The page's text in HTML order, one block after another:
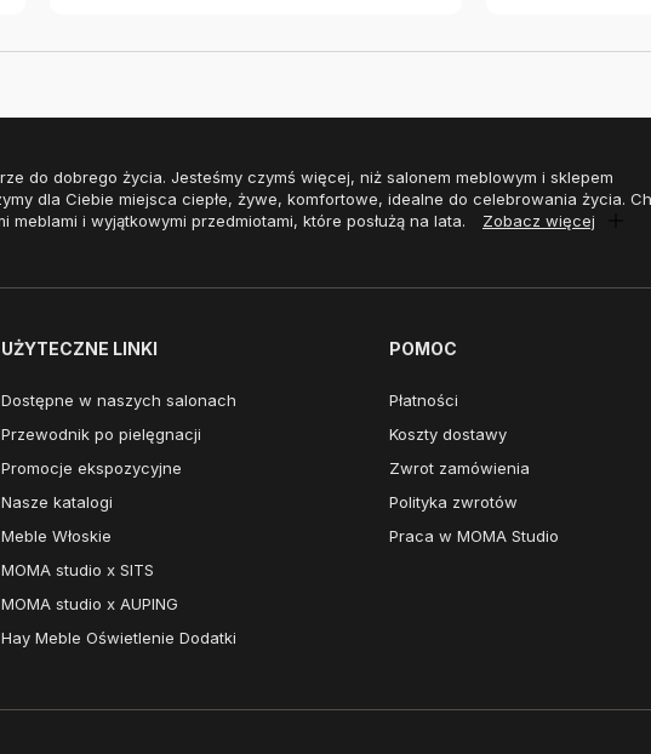
do dobrego życia. Jesteśmy czymś więcej, niż salonem meblowym i sklepem
dla Ciebie miejsca ciepłe, żywe, komfortowe, idealne do celebrowania życia.
meblami i wyjątkowymi przedmiotami, które posłużą na lata.
Zobacz więcej
UŻYTECZNE LINKI
Dostępne w naszych salonach
Przewodnik po pielęgnacji
Promocje ekspozycyjne
Nasze katalogi
Meble Włoskie
MOMA studio x SITS
MOMA studio x AUPING
Hay Meble Oświetlenie Dodatki
POMOC
Płatności
Koszty dostawy
Zwrot zamówienia
Polityka zwrotów
Praca w MOMA Studio